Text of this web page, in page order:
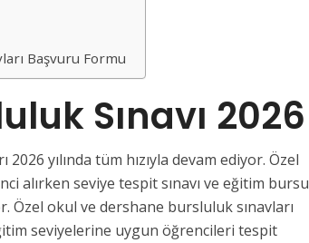
Başvuru Formu
Sınavı 2026
yılında tüm hızıyla devam ediyor. Özel
alırken seviye tespit sınavı ve eğitim bursu
Özel okul ve dershane bursluluk sınavları
seviyelerine uygun öğrencileri tespit